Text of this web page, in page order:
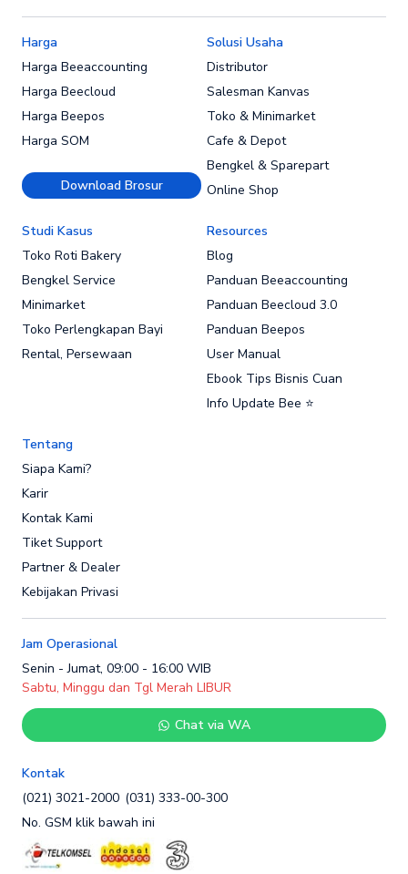
Harga
Harga Beeaccounting
Harga Beecloud
Harga Beepos
Harga SOM
Download Brosur
Solusi Usaha
Distributor
Salesman Kanvas
Toko & Minimarket
Cafe & Depot
Bengkel & Sparepart
Online Shop
Studi Kasus
Toko Roti Bakery
Bengkel Service
Minimarket
Toko Perlengkapan Bayi
Rental, Persewaan
Resources
Blog
Panduan Beeaccounting
Panduan Beecloud 3.0
Panduan Beepos
User Manual
Ebook Tips Bisnis Cuan
Info Update Bee ⭐
Tentang
Siapa Kami?
Karir
Kontak Kami
Tiket Support
Partner & Dealer
Kebijakan Privasi
Jam Operasional
Senin - Jumat, 09:00 - 16:00 WIB
Sabtu, Minggu dan Tgl Merah LIBUR
Chat via WA
Kontak
(021) 3021-2000 (031) 333-00-300
No. GSM klik bawah ini